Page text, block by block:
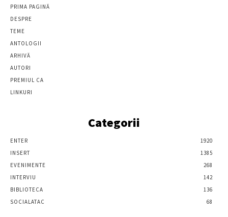
PRIMA PAGINĂ
DESPRE
TEME
ANTOLOGII
ARHIVĂ
AUTORI
PREMIUL CA
LINKURI
Categorii
ENTER
1920
INSERT
1385
EVENIMENTE
268
INTERVIU
142
BIBLIOTECA
136
SOCIALATAC
68